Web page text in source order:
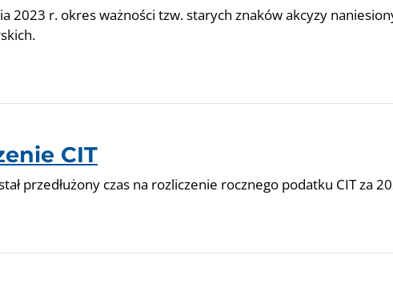
2023 r. okres ważności tzw. starych znaków akcyzy
CIT
przedłużony czas na rozliczenie rocznego podatku CIT za